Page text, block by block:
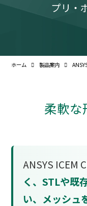
プリ・
ホーム 製品案内
柔軟な
ANSYS ICEM
く、STLや既
い、メッシュ